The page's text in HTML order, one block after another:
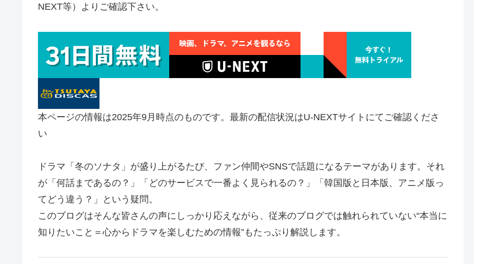
NEXT等）よりご確認下さい。
本ページの情報は2025年9月時点のものです。最新の配信状況はU-NEXTサイトにてご確認くださ
い
ドラマ「冬のソナタ」が盛り上がるたび、ファン仲間やSNSで話題になるテーマがあります。それ
が「何話まであるの？」「どのサービスで一番よく見られるの？」「韓国版と日本版、アニメ版っ
てどう違う？」という疑問。
このブログはそんな皆さんの声にしっかり応えながら、従来のブログでは触れられていない“本当に
知りたいこと＝心からドラマを楽しむための情報”もたっぷり解説します。